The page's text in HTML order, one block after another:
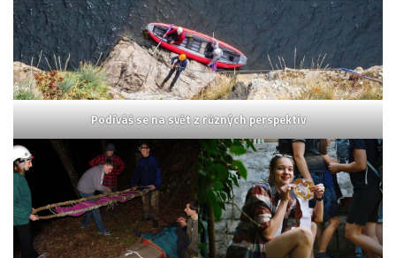
Podíváš se na svět z různých perspektiv